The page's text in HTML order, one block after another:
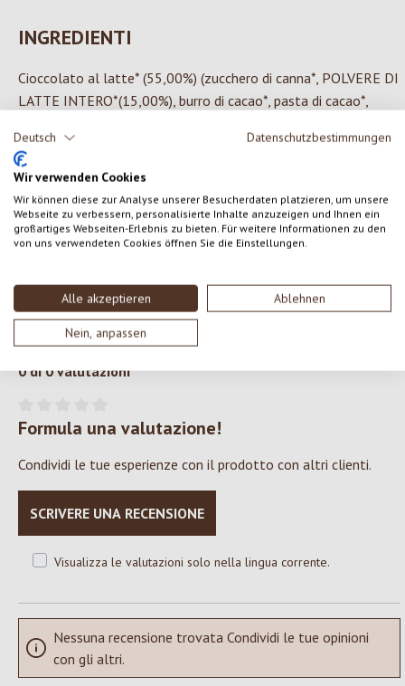
Deutsch Datenschutzbestimmungen
Wir verwenden Cookies
Wir können diese zur Analyse unserer Besucherdaten platzieren, um unsere
Webseite zu verbessern, personalisierte Inhalte anzuzeigen und Ihnen ein
großartiges Webseiten-Erlebnis zu bieten. Für weitere Informationen zu den
von uns verwendeten Cookies öffnen Sie die Einstellungen.
Alle akzeptieren Ablehnen
Nein, anpassen
INGREDIENTI
Cioccolato al latte* (55,00%) (zucchero di canna*, POLVERE DI
LATTE INTERO*(15,00%), burro di cacao*, pasta di cacao*,
(45,00%) (zucchero di canna*, burro di cacao*, POLVERE DI
YOGHURT scremata*(7,00%), POLVERE DI LATTE INTERO*
(6,00%), GRASSO DI BURRO*, emulsionante: lecitina di
girasole*), frutti di bosco in polvere* (1,00%) (fragole*,
amarene*, lamponi*, mirtilli*)
*da produzione biologica certificata
0 di 0 valutazioni
Valutazione media di 0 su 5 stelle
Formula una valutazione!
Condividi le tue esperienze con il prodotto con altri clienti.
SCRIVERE UNA RECENSIONE
Visualizza le valutazioni solo nella lingua corrente.
Nessuna recensione trovata Condividi le tue opinioni
con gli altri.